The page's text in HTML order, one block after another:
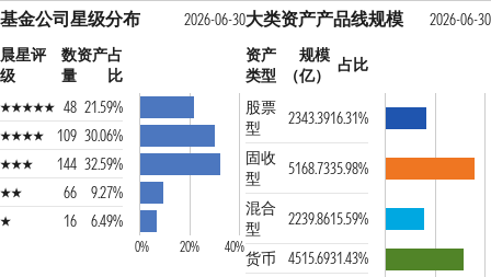
基金公司星级分布
2026-06-30
晨星评
级
数
量
资产占
比
48 21.59%
109 30.06%
144 32.59%
66
9.27%
16
6.49%
0% 20% 40%
大类资产产品线规模
2026-06-30
资产
类型
规模
（亿）
占比
股票
型
2343.3916.31%
固收
型
5168.7335.98%
混合
型
2239.8615.59%
货币
4515.6931.43%